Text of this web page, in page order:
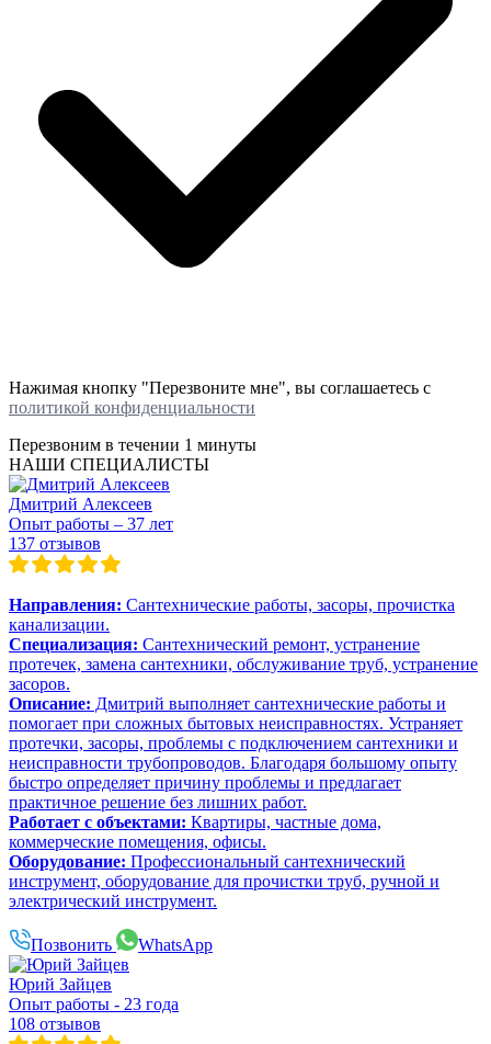
Нажимая кнопку "Перезвоните мне", вы соглашаетесь с
политикой конфиденциальности
Перезвоним в течении 1 минуты
НАШИ СПЕЦИАЛИСТЫ
Дмитрий Алексеев
Опыт работы – 37 лет
137 отзывов
Направления: Сантехнические работы, засоры, прочистка
канализации.
Специализация: Сантехнический ремонт, устранение
протечек, замена сантехники, обслуживание труб, устранение
засоров.
Описание: Дмитрий выполняет сантехнические работы и
помогает при сложных бытовых неисправностях. Устраняет
протечки, засоры, проблемы с подключением сантехники и
неисправности трубопроводов. Благодаря большому опыту
быстро определяет причину проблемы и предлагает
практичное решение без лишних работ.
Работает с объектами: Квартиры, частные дома,
коммерческие помещения, офисы.
Оборудование: Профессиональный сантехнический
инструмент, оборудование для прочистки труб, ручной и
электрический инструмент.
Позвонить WhatsApp
Юрий Зайцев
Опыт работы - 23 года
108 отзывов